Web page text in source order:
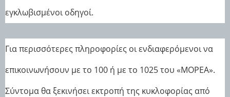
εγκλωβισμένοι οδηγοί.
Για περισσότερες πληροφορίες οι ενδιαφερόμενοι να
επικοινωνήσουν με το 100 ή με το 1025 του «ΜΟΡΕΑ».
Σύντομα θα ξεκινήσει εκτροπή της κυκλοφορίας από